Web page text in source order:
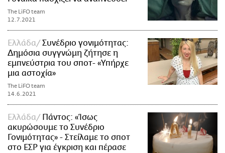
The LiFO team
12.7.2021
Ελλάδα
Συνέδριο γονιμότητας:
Δημόσια συγγνώμη ζήτησε η
εμπνεύστρια του σποτ- «Υπήρχε
μια αστοχία»
The LiFO team
14.6.2021
Ελλάδα
Πάντος: «Ίσως
ακυρώσουμε το Συνέδριο
Γονιμότητας» - Στείλαμε το σποτ
στο ΕΣΡ για έγκριση και πέρασε